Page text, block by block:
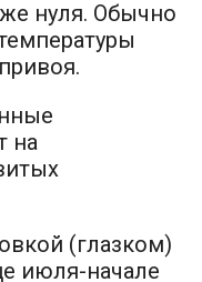
нуля. Обычно
на
(глазком)
июля-начале